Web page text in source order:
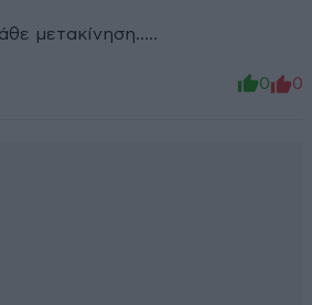
μετακίνηση.....
0 0